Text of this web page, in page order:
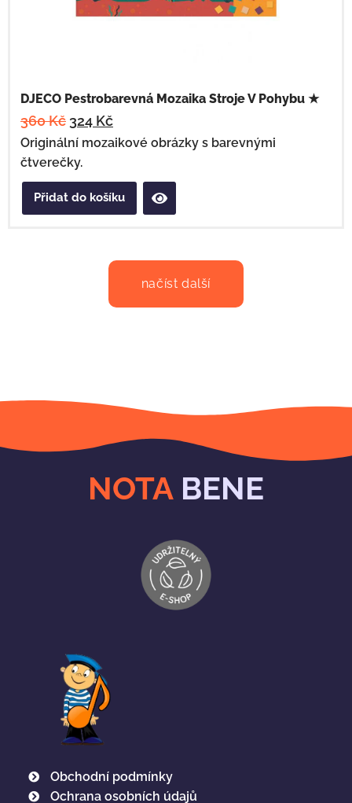
DJECO Pestrobarevná Mozaika Stroje V Pohybu ★
360Kč 324 Kč
Originální mozaikové obrázky s barevnými
čtverečky.
Přidat do košíku
načíst další
NOTA BENE
Obchodní podmínky
Ochrana osobních údajů